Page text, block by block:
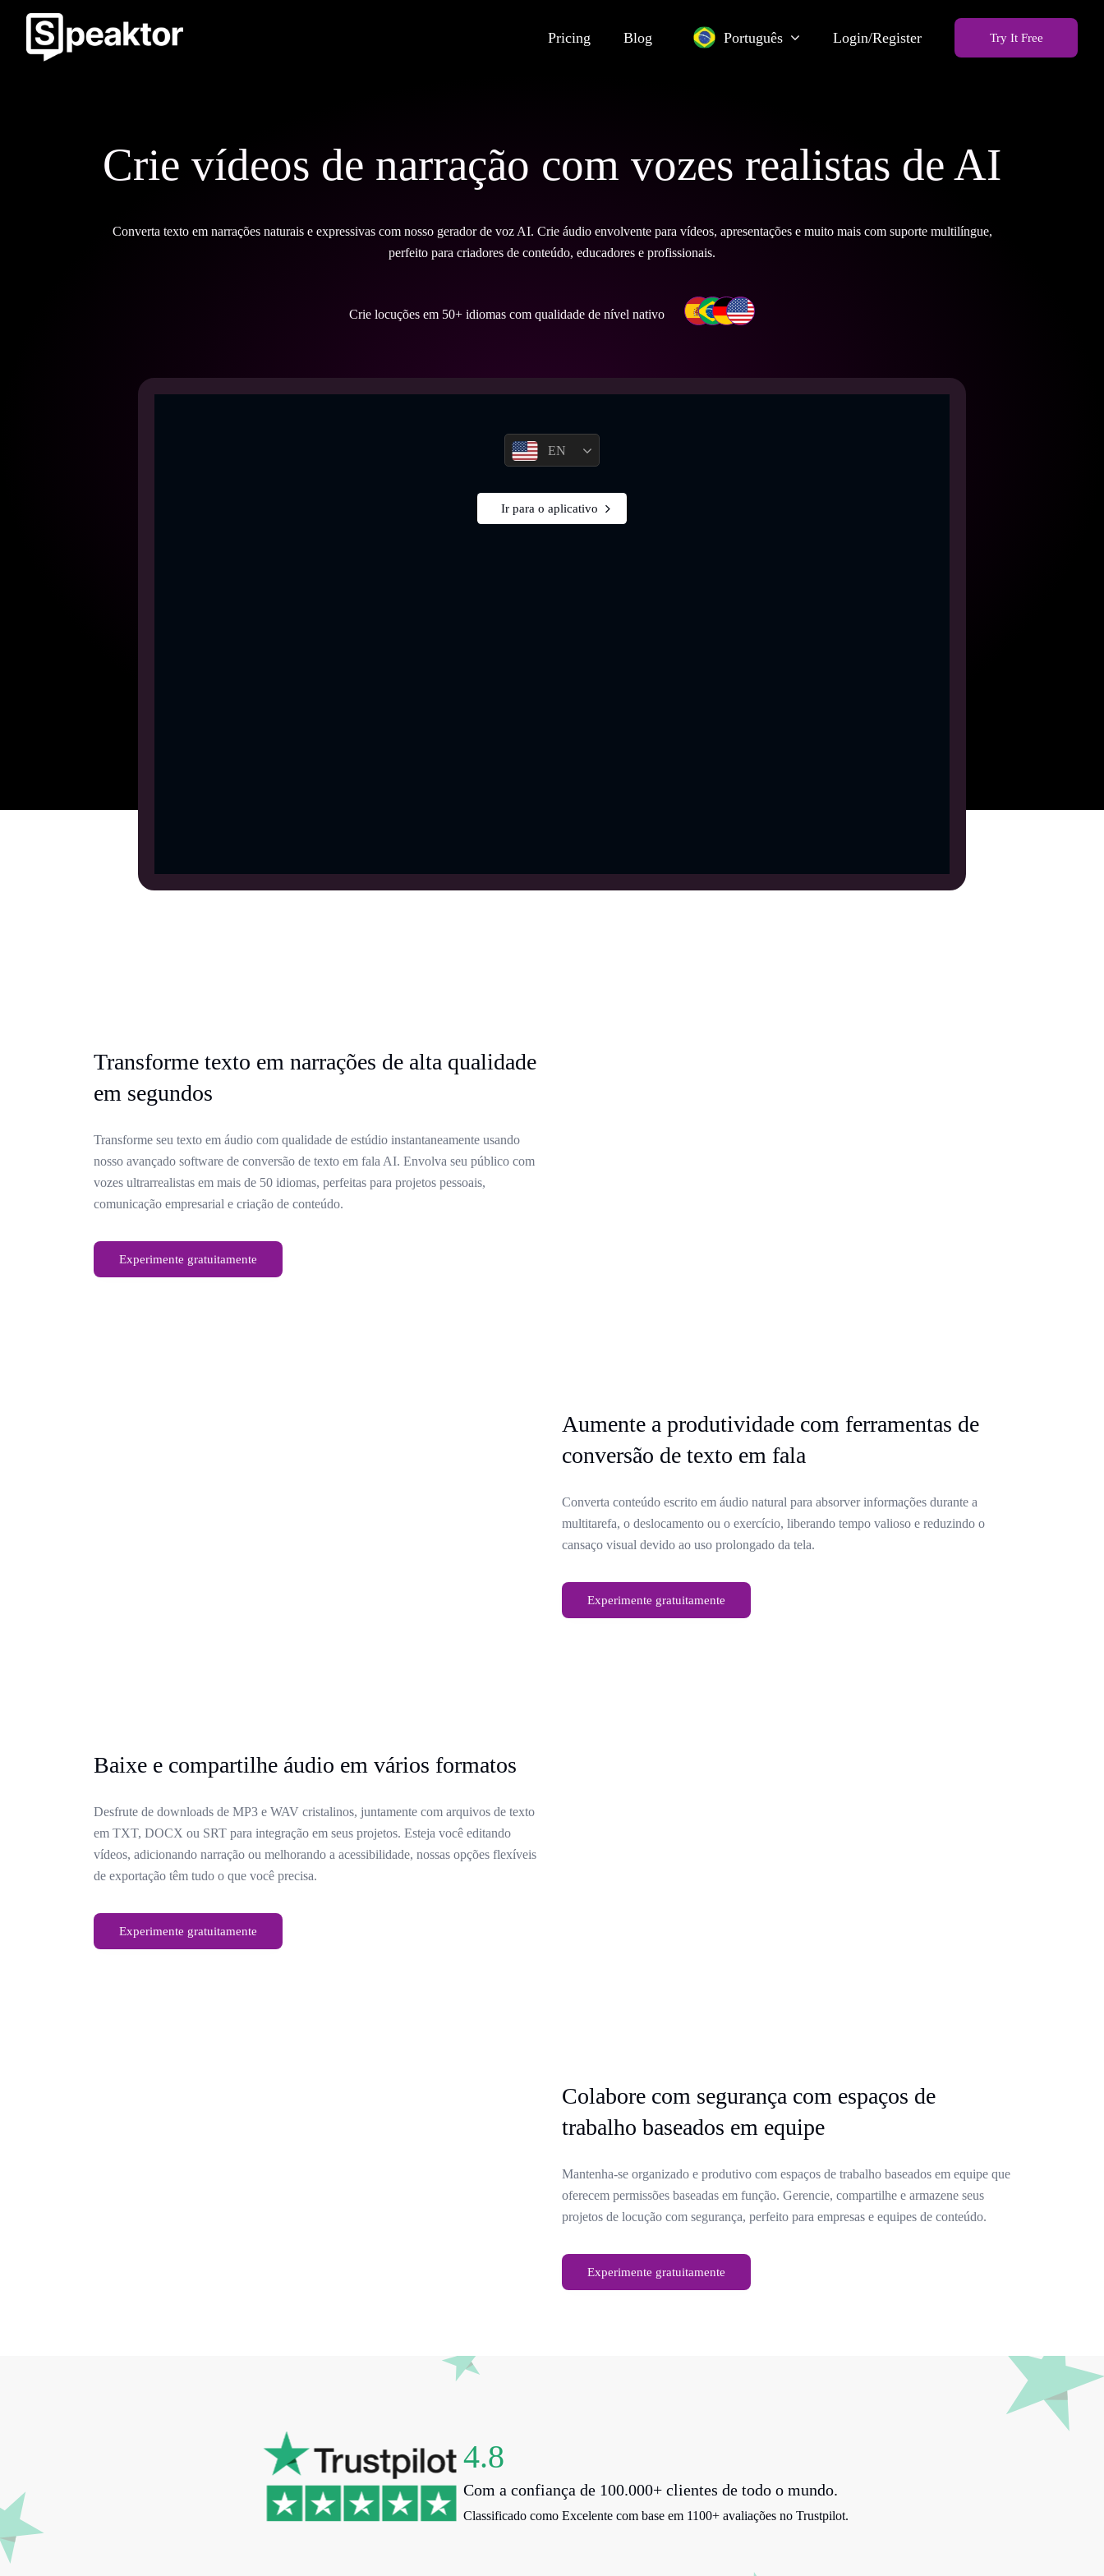
Pricing Blog Português Login/Register Try It Free
Crie vídeos de narração com vozes realistas de AI
Converta texto em narrações naturais e expressivas com nosso gerador de voz AI. Crie áudio envolvente para vídeos, apresentações e muito mais com suporte multilíngue,
perfeito para criadores de conteúdo, educadores e profissionais.
Crie locuções em 50+ idiomas com qualidade de nível nativo
EN
Ir para o aplicativo
Transforme texto em narrações de alta qualidade
em segundos
Transforme seu texto em áudio com qualidade de estúdio instantaneamente usando
nosso avançado software de conversão de texto em fala AI. Envolva seu público com
vozes ultrarrealistas em mais de 50 idiomas, perfeitas para projetos pessoais,
comunicação empresarial e criação de conteúdo.
Experimente gratuitamente
Aumente a produtividade com ferramentas de
conversão de texto em fala
Converta conteúdo escrito em áudio natural para absorver informações durante a
multitarefa, o deslocamento ou o exercício, liberando tempo valioso e reduzindo o
cansaço visual devido ao uso prolongado da tela.
Experimente gratuitamente
Baixe e compartilhe áudio em vários formatos
Desfrute de downloads de MP3 e WAV cristalinos, juntamente com arquivos de texto
em TXT, DOCX ou SRT para integração em seus projetos. Esteja você editando
vídeos, adicionando narração ou melhorando a acessibilidade, nossas opções flexíveis
de exportação têm tudo o que você precisa.
Experimente gratuitamente
Colabore com segurança com espaços de
trabalho baseados em equipe
Mantenha-se organizado e produtivo com espaços de trabalho baseados em equipe que
oferecem permissões baseadas em função. Gerencie, compartilhe e armazene seus
projetos de locução com segurança, perfeito para empresas e equipes de conteúdo.
Experimente gratuitamente
4.8
Com a confiança de 100.000+ clientes de todo o mundo.
Classificado como Excelente com base em 1100+ avaliações no Trustpilot.